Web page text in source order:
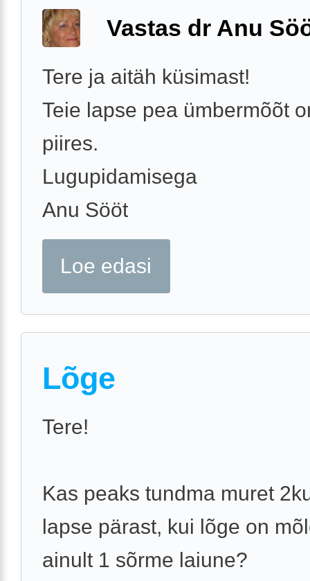
Vastas dr Anu
Tere ja aitäh küsimast!
Teie lapse pea ümbermõõt
piires.
Lugupidamisega
Anu Sööt
Loe edasi
Lõge
Tere!
Kas peaks tundma muret
lapse pärast, kui lõge on
ainult 1 sõrme laiune?